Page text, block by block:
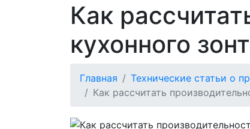
Как
кухонного
Главная Технические статьи о
Как рассчитать